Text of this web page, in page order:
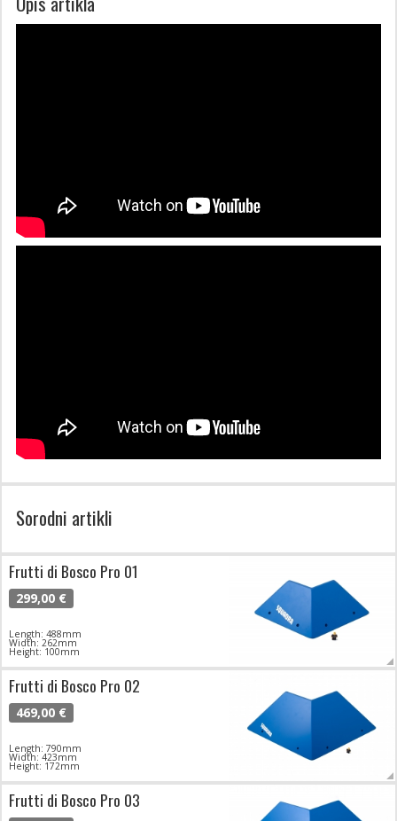
Sorodni artikli
Frutti di Bosco Pro 01
299,00 €
Length: 488mm
Width: 262mm
Height: 100mm
Frutti di Bosco Pro 02
469,00 €
Length: 790mm
Width: 423mm
Height: 172mm
Frutti di Bosco Pro 03